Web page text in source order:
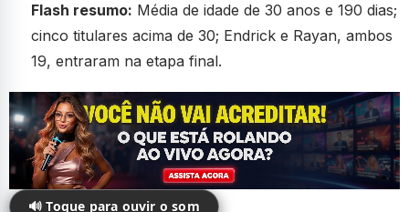
Flash resumo: Média de idade de 30 anos e 190 dias;
cinco titulares acima de 30; Endrick e Rayan, ambos
19, entraram na etapa final.
🔊 Toque para ouvir o som